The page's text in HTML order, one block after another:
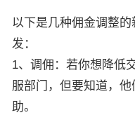
以下是几种佣金调整
发：
1、调佣：若你想降低
服部门，但要知道，
助。